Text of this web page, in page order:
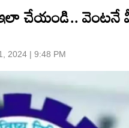
ఇలా చేయండి..
2024 | 9:48 PM